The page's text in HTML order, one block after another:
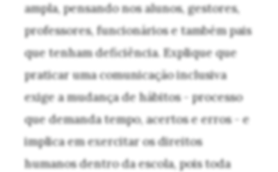
ampla, pensando nos alunos, gestores,
professores, funcionários e também pais
que tenham deficiência. Explique que
praticar uma comunicação inclusiva
exige a mudança de hábitos - processo
que demanda tempo, acertos e erros - e
implica em exercitar os direitos
humanos dentro da escola, pois toda